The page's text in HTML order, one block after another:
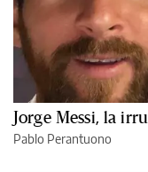
Jorge Messi, la
Pablo Perantuono